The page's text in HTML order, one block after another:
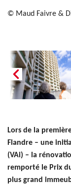
© Maud Faivre &
Lors de la
Flandre – une
(VAi) – la
remporté le Prix
plus grand